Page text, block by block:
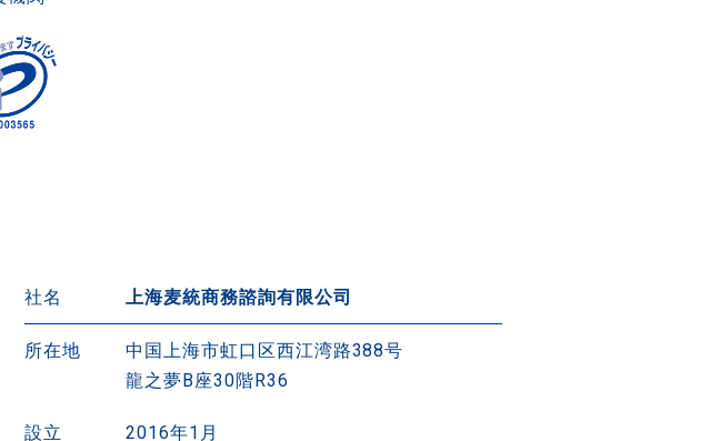
社名 上海麦統商務諮詢有限公司
所在地
中国上海市虹口区西江湾路388号
龍之夢B座30階R36
設立 2016年1月